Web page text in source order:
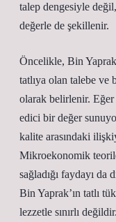
talep dengesiyle
değerle de şekillenir.
Öncelikle, Bin
tatlıya olan talebe ve
olarak belirlenir. Eğer
edici bir değer
kalite arasındaki
Mikroekonomik
sağladığı faydayı da
Bin Yaprak’ın tatlı
lezzetle sınırlı